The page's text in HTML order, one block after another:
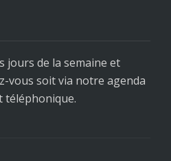
jours de la semaine et
vous soit via notre agenda
téléphonique.